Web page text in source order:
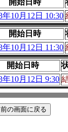
開始日時
年10月12日 10:30
開始日時
年10月12日 11:30
開始日時
年10月12日 9:30